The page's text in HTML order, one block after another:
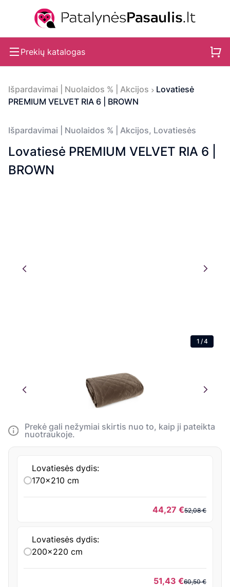
Prekių katalogas
Išpardavimai | Nuolaidos % | Akcijos
Lovatiesė
PREMIUM VELVET RIA 6 | BROWN
Išpardavimai | Nuolaidos % | Akcijos, Lovatiesės
Lovatiesė PREMIUM VELVET RIA 6 |
BROWN
1 /4
Prekė gali nežymiai skirtis nuo to, kaip ji pateikta
nuotraukoje.
Lovatiesės dydis:
170x210 cm
52,08€
44,27 €
Lovatiesės dydis:
200x220 cm
60,50€
51,43 €